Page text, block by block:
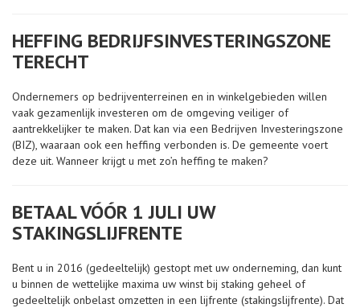
HEFFING BEDRIJFSINVESTERINGSZONE
TERECHT
Ondernemers op bedrijventerreinen en in winkelgebieden willen
vaak gezamenlijk investeren om de omgeving veiliger of
aantrekkelijker te maken. Dat kan via een Bedrijven Investeringszone
(BIZ), waaraan ook een heffing verbonden is. De gemeente voert
deze uit. Wanneer krijgt u met zo’n heffing te maken?
BETAAL VÓÓR 1 JULI UW
STAKINGSLIJFRENTE
Bent u in 2016 (gedeeltelijk) gestopt met uw onderneming, dan kunt
u binnen de wettelijke maxima uw winst bij staking geheel of
gedeeltelijk onbelast omzetten in een lijfrente (stakingslijfrente). Dat